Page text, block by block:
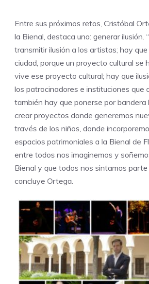
Entre sus próximos retos, Cristóbal
la Bienal, destaca uno: generar ilusión.
transmitir ilusión a los artistas; hay que
ciudad, porque un proyecto cultural se
vive ese proyecto cultural; hay que
los patrocinadores e instituciones que
también hay que ponerse por bandera
crear proyectos donde generemos
través de los niños, donde
espacios patrimoniales a la Bienal de
entre todos nos imaginemos y
Bienal y que todos nos sintamos parte
concluye Ortega.